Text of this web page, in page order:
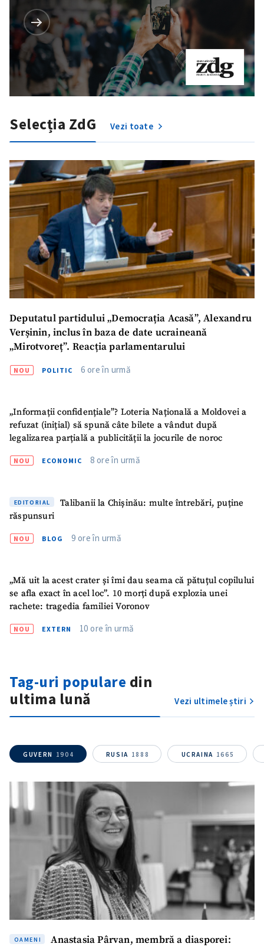
Selecția ZdG Vezi toate
Deputatul partidului „Democrația Acasă”, Alexandru
Verșinin, inclus în baza de date ucraineană
„Mirotvoreț”. Reacția parlamentarului
NOU POLITIC 6 ore în urmă
„Informații confidențiale”? Loteria Națională a Moldovei a
refuzat (inițial) să spună câte bilete a vândut după
legalizarea parțială a publicității la jocurile de noroc
NOU ECONOMIC 8 ore în urmă
EDITORIAL
Talibanii la Chișinău: multe întrebări, puține
răspunsuri
NOU BLOG 9 ore în urmă
„Mă uit la acest crater și îmi dau seama că pătuțul copilului
se afla exact în acel loc”. 10 morți după explozia unei
rachete: tragedia familiei Voronov
NOU EXTERN 10 ore în urmă
Tag-uri populare din
ultima lună
Vezi ultimele știri
GUVERN 1904 RUSIA 1888 UCRAINA 1665
OAMENI
Anastasia Pârvan, membră a diasporei:
Titlu știre
+ Adaugă titlu
Fotografie
+ Încarcă imagine
Link media+ Link media
Mesajul știrei
+ Mesajul știrei
CONTACT SURSĂ
Sursă anonimă
Nume+ Numele meu